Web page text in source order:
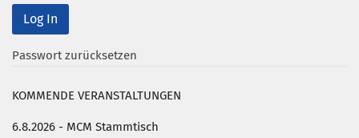
PODCAST
Passwort zurücksetzen
KOMMENDE VERANSTALTUNGEN
6.8.2026 - MCM Stammtisch